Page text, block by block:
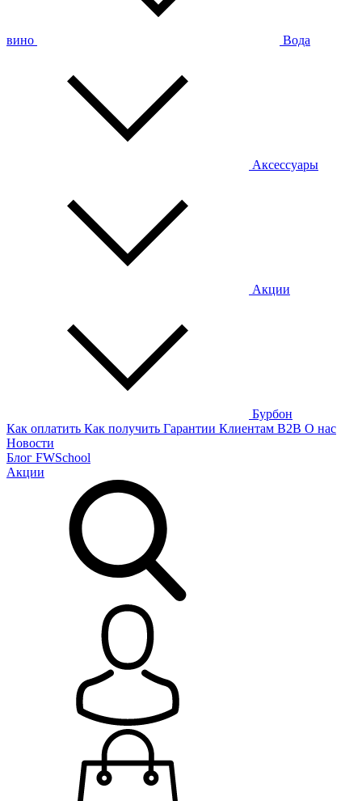
вино Вода
Аксессуары
Акции
Бурбон
Как оплатить Как получить Гарантии Клиентам B2B О нас
Новости
Блог FWSchool
Акции